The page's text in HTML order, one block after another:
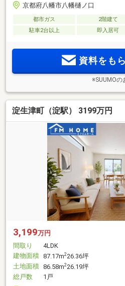
京都府八幡市八幡樋ノ口
都市ガス 2階建て
駐車2台以上
即入居可
資料をも
※SUUMOの
淀生津町（淀駅） 3199万円
3,199万円
間取り
4LDK
建物面積 87.17m226.36坪
土地面積 86.58m226.19坪
総戸数
1戸